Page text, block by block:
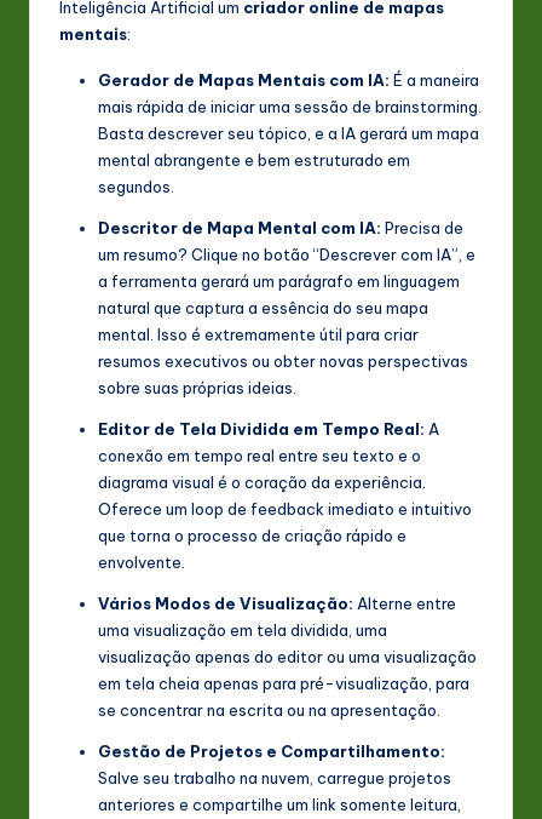
Inteligência Artificial um criador online de mapas
mentais:
Gerador de Mapas Mentais com IA: É a maneira
mais rápida de iniciar uma sessão de brainstorming.
Basta descrever seu tópico, e a IA gerará um mapa
mental abrangente e bem estruturado em
segundos.
Descritor de Mapa Mental com IA: Precisa de
um resumo? Clique no botão “Descrever com IA”, e
a ferramenta gerará um parágrafo em linguagem
natural que captura a essência do seu mapa
mental. Isso é extremamente útil para criar
resumos executivos ou obter novas perspectivas
sobre suas próprias ideias.
Editor de Tela Dividida em Tempo Real: A
conexão em tempo real entre seu texto e o
diagrama visual é o coração da experiência.
Oferece um loop de feedback imediato e intuitivo
que torna o processo de criação rápido e
envolvente.
Vários Modos de Visualização: Alterne entre
uma visualização em tela dividida, uma
visualização apenas do editor ou uma visualização
em tela cheia apenas para pré-visualização, para
se concentrar na escrita ou na apresentação.
Gestão de Projetos e Compartilhamento:
Salve seu trabalho na nuvem, carregue projetos
anteriores e compartilhe um link somente leitura,